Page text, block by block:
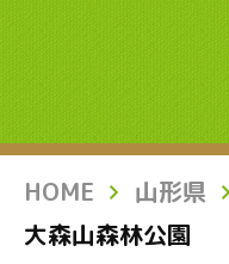
HOME 山形県
大森山森林公園